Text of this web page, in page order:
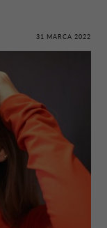
31 MARCA 2022